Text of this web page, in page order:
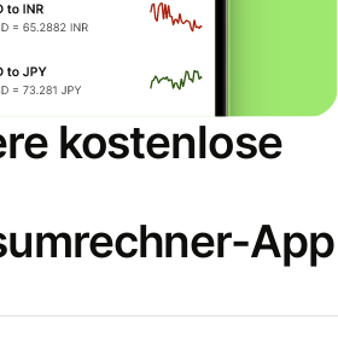
kostenlose
App